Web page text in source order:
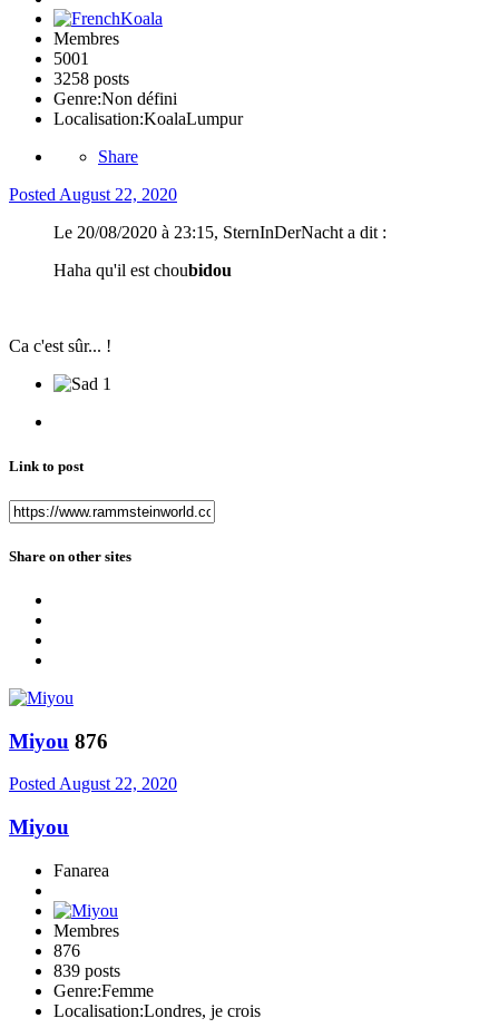
Membres
5001
3258 posts
Genre:Non défini
Localisation:KoalaLumpur
Share
Posted August 22, 2020
Le 20/08/2020 à 23:15, SternInDerNacht a dit :
Haha qu'il est choubidou
Ca c'est sûr... !
1
Link to post
Share on other sites
Miyou 876
PostedAugust 22, 2020
Miyou
Fanarea
Membres
876
839 posts
Genre:Femme
Localisation:Londres, je crois